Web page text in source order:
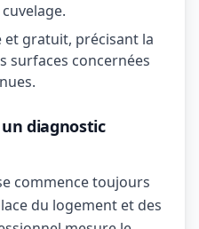
et gratuit, précisant la
surfaces concernées
diagnostic
commence toujours
du logement et des